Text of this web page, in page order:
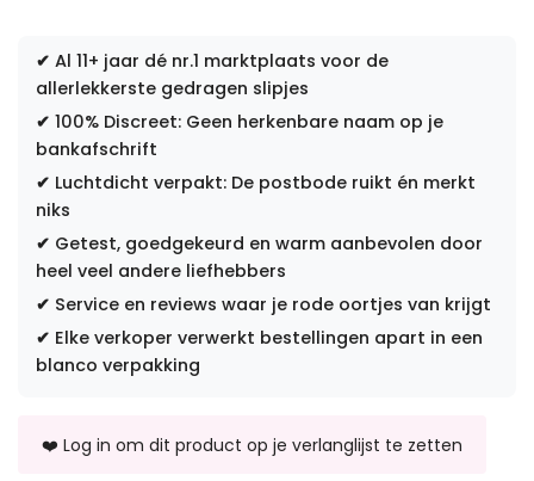
✔ Al 11+ jaar dé nr.1 marktplaats voor de
allerlekkerste gedragen slipjes
✔ 100% Discreet: Geen herkenbare naam op je
bankafschrift
✔ Luchtdicht verpakt: De postbode ruikt én merkt
niks
✔ Getest, goedgekeurd en warm aanbevolen door
heel veel andere liefhebbers
✔ Service en reviews waar je rode oortjes van krijgt
✔ Elke verkoper verwerkt bestellingen apart in een
blanco verpakking